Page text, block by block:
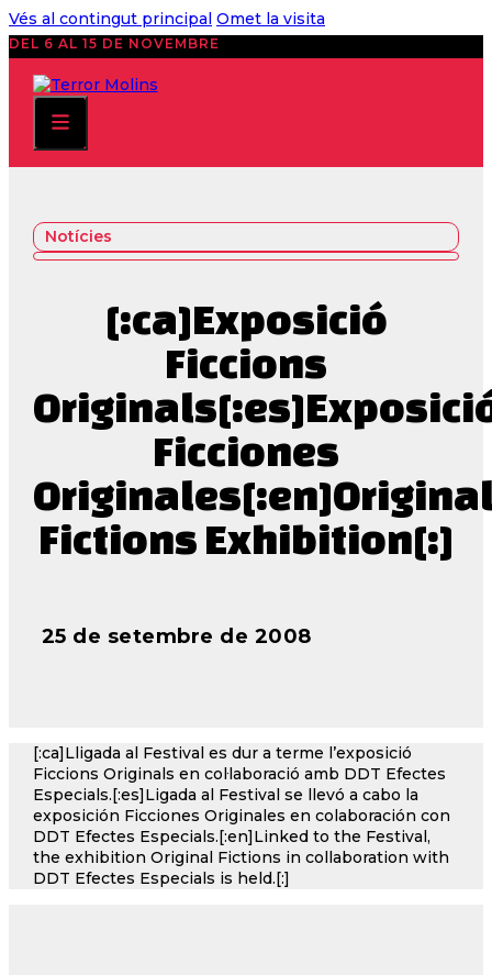
Vés al contingut principal Omet la visita
DEL 6 AL 15 DE NOVEMBRE
Notícies
[:ca]Exposició
Ficcions
Ficciones
Fictions Exhibition[:]
25 de setembre de 2008
[:ca]Lligada al Festival es dur a terme l’exposició
Ficcions Originals en col·laboració amb DDT Efectes
Especials.[:es]Ligada al Festival se llevó a cabo la
exposición Ficciones Originales en colaboración con
DDT Efectes Especials.[:en]Linked to the Festival,
the exhibition Original Fictions in collaboration with
DDT Efectes Especials is held.[:]